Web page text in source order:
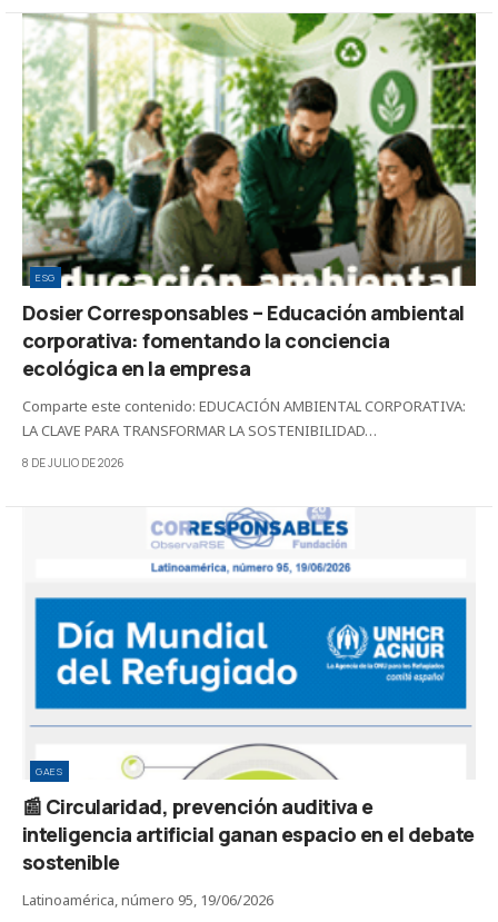
ESG
Dosier Corresponsables – Educación ambiental
corporativa: fomentando la conciencia
ecológica en la empresa
Comparte este contenido: EDUCACIÓN AMBIENTAL CORPORATIVA:
LA CLAVE PARA TRANSFORMAR LA SOSTENIBILIDAD…
8 DE JULIO DE 2026
GAES
📰 Circularidad, prevención auditiva e
inteligencia artificial ganan espacio en el debate
sostenible
Latinoamérica, número 95, 19/06/2026